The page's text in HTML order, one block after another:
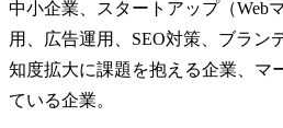
中小企業、スタートアップ（Web
用、広告運用、SEO対策、ブラン
知度拡大に課題を抱える企業、マ
ている企業。